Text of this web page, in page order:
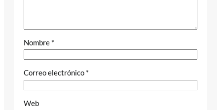
Nombre *
Correo electrónico *
Web